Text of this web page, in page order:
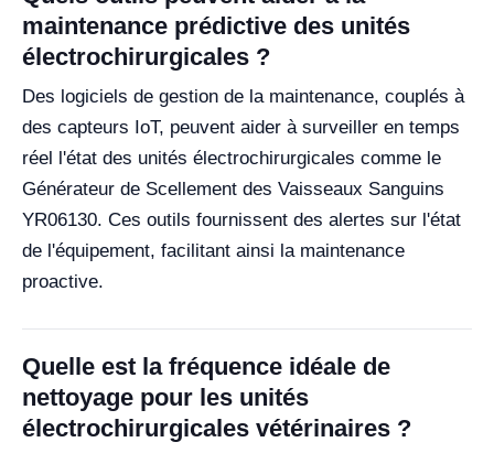
maintenance prédictive des unités
électrochirurgicales ?
Des logiciels de gestion de la maintenance, couplés à
des capteurs IoT, peuvent aider à surveiller en temps
réel l'état des unités électrochirurgicales comme le
Générateur de Scellement des Vaisseaux Sanguins
YR06130. Ces outils fournissent des alertes sur l'état
de l'équipement, facilitant ainsi la maintenance
proactive.
Quelle est la fréquence idéale de
nettoyage pour les unités
électrochirurgicales vétérinaires ?